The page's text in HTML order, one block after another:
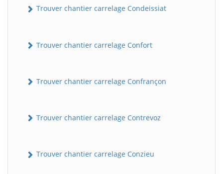
Trouver chantier carrelage Condeissiat
Trouver chantier carrelage Confort
Trouver chantier carrelage Confrançon
Trouver chantier carrelage Contrevoz
Trouver chantier carrelage Conzieu
Assistant en ligne